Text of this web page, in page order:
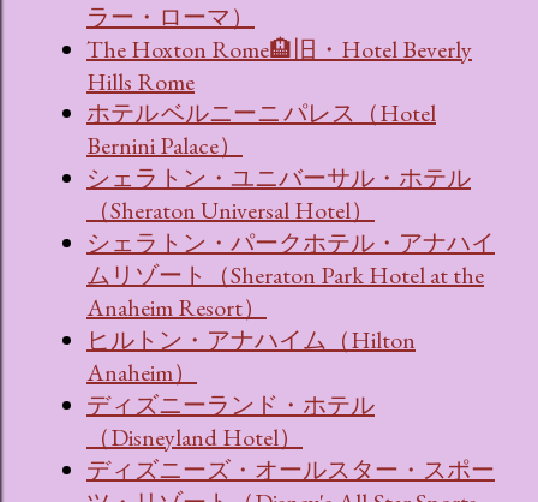
ラー・ローマ）
The Hoxton Rome🏨旧・Hotel Beverly
Hills Rome
ホテル ベルニーニ パレス（Hotel
Bernini Palace）
シェラトン・ユニバーサル・ホテル
（Sheraton Universal Hotel）
シェラトン・パークホテル・アナハイ
ムリゾート（Sheraton Park Hotel at the
Anaheim Resort）
ヒルトン・アナハイム（Hilton
Anaheim）
ディズニーランド・ホテル
（Disneyland Hotel）
ディズニーズ・オールスター・スポー